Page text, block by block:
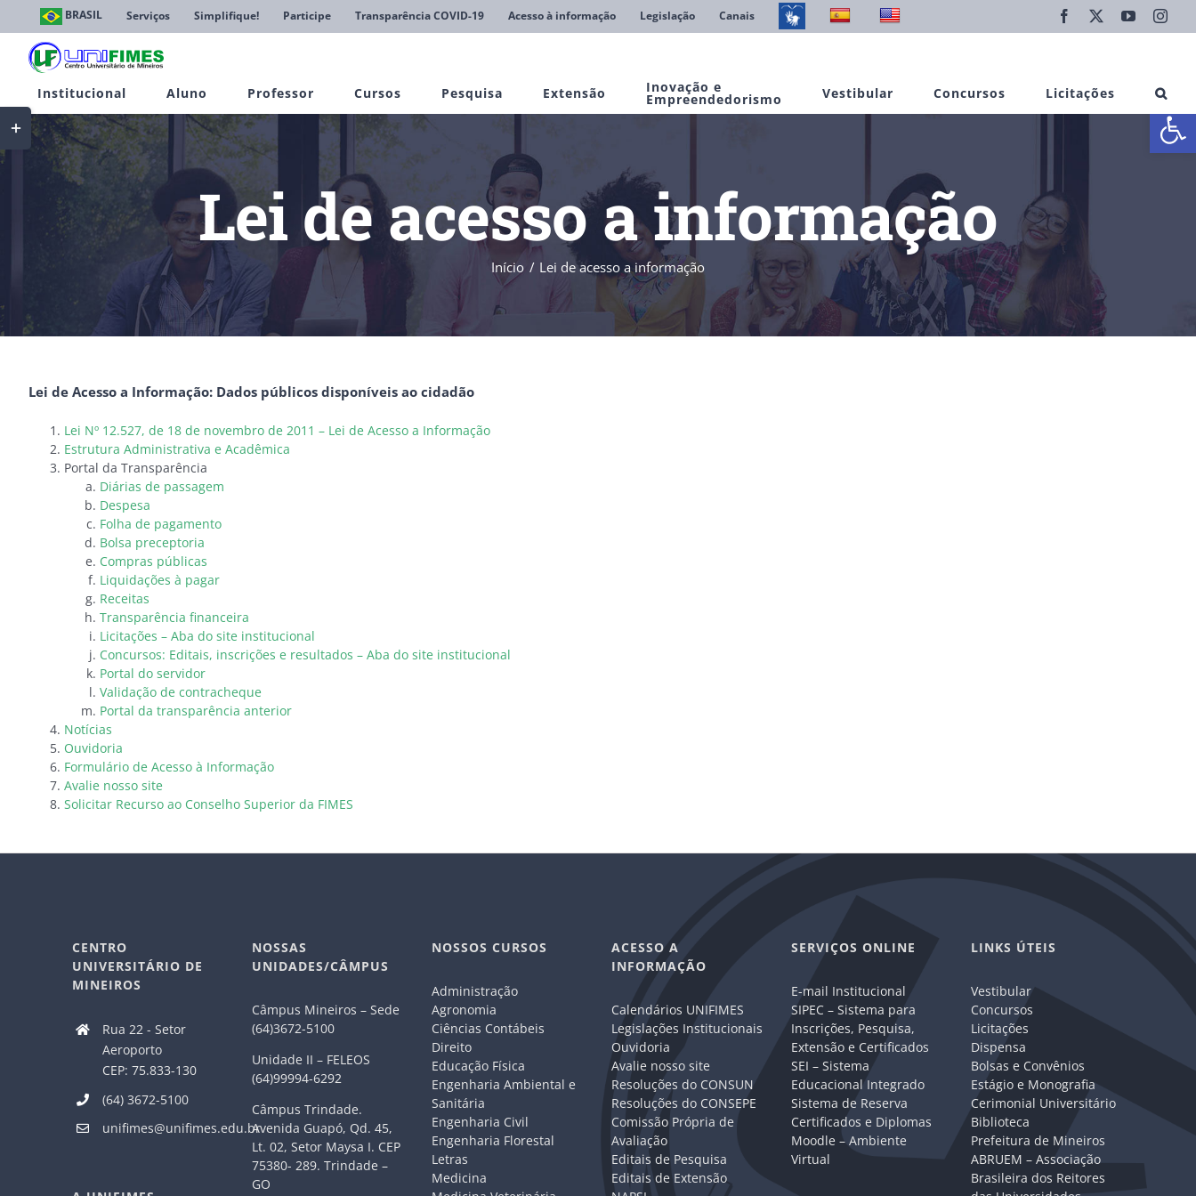
Abrir
conteúdo
BRASIL Serviços Simplifique! Participe Transparência COVID-19 Acesso à informação Legislação Canais Facebook YouTube
Institucional Aluno Professor Cursos Pesquisa Extensão Inovação e
Empreendedorismo Vestibular Concursos Licitações
Lei de acesso a informação
Início Lei de acesso a informação
Lei de Acesso a Informação: Dados públicos disponíveis ao cidadão
Lei Nº 12.527, de 18 de novembro de 2011 – Lei de Acesso a Informação
Estrutura Administrativa e Acadêmica
Portal da Transparência
Diárias de passagem
Despesa
Folha de pagamento
Bolsa preceptoria
Compras públicas
Liquidações à pagar
Receitas
Transparência financeira
Licitações – Aba do site institucional
Concursos: Editais, inscrições e resultados – Aba do site institucional
Portal do servidor
Validação de contracheque
Portal da transparência anterior
Notícias
Ouvidoria
Formulário de Acesso à Informação
Avalie nosso site
Solicitar Recurso ao Conselho Superior da FIMES
CENTRO
UNIVERSITÁRIO DE
MINEIROS
Rua 22 - Setor
Aeroporto
CEP: 75.833-130
(64) 3672-5100
unifimes@unifimes.edu.br
NOSSAS
UNIDADES/CÂMPUS
Câmpus Mineiros – Sede
(64)3672-5100
Unidade II – FELEOS
(64)99994-6292
Câmpus Trindade.
Avenida Guapó, Qd. 45,
Lt. 02, Setor Maysa I. CEP
75380- 289. Trindade –
GO
NOSSOS CURSOS
Administração
Agronomia
Ciências Contábeis
Direito
Educação Física
Engenharia Ambiental e
Sanitária
Engenharia Civil
Engenharia Florestal
Letras
Medicina
ACESSO A
INFORMAÇÃO
Calendários UNIFIMES
Legislações Institucionais
Ouvidoria
Avalie nosso site
Resoluções do CONSUN
Resoluções do CONSEPE
Comissão Própria de
Avaliação
Editais de Pesquisa
Editais de Extensão
SERVIÇOS ONLINE
E-mail Institucional
SIPEC – Sistema para
Inscrições, Pesquisa,
Extensão e Certificados
SEI – Sistema
Educacional Integrado
Sistema de Reserva
Certificados e Diplomas
Moodle – Ambiente
Virtual
LINKS ÚTEIS
Vestibular
Concursos
Licitações
Dispensa
Bolsas e Convênios
Estágio e Monografia
Cerimonial Universitário
Biblioteca
Prefeitura de Mineiros
ABRUEM – Associação
Brasileira dos Reitores
Toggle
Sliding
Bar